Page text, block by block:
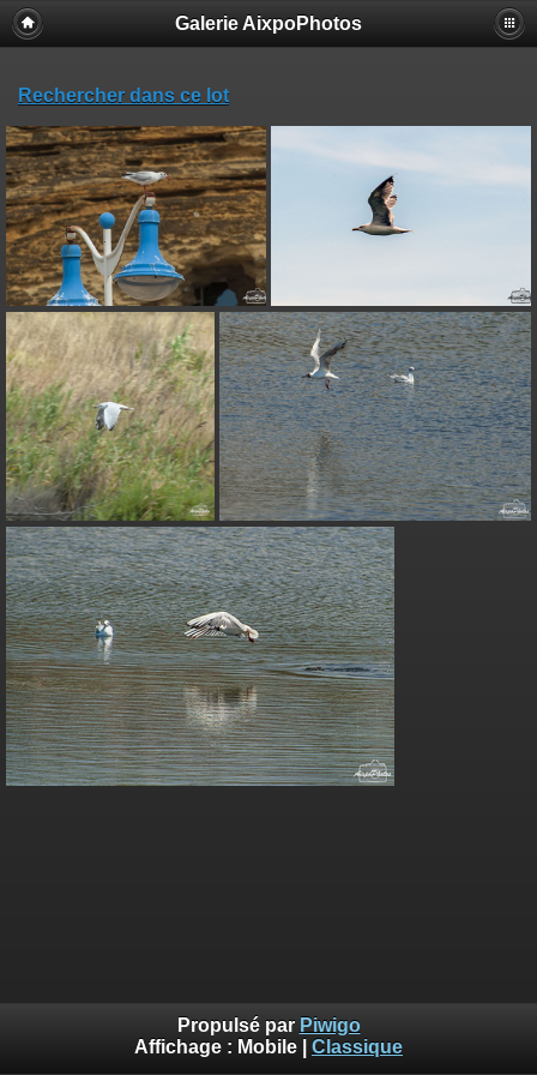
Galerie AixpoPhotos
Rechercher dans ce lot
Propulsé par Piwigo
Affichage : Mobile Classique